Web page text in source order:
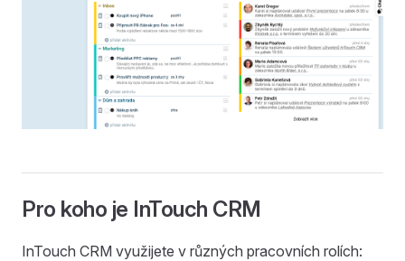
Pro koho je InTouch CRM
InTouch CRM využijete v různých pracovních rolích: